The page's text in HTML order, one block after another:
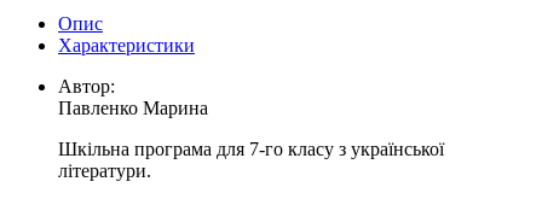
Опис
Характеристики
Автор:
Павленко Марина
Шкільна програма для 7-го класу з української
літератури.